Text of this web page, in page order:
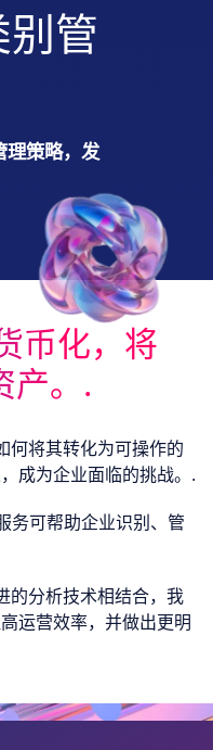
管
理策略，发
币化，将
产。.
何将其转化为可操作的
成为企业面临的挑战。.
务可帮助企业识别、管
的分析技术相结合，我
运营效率，并做出更明